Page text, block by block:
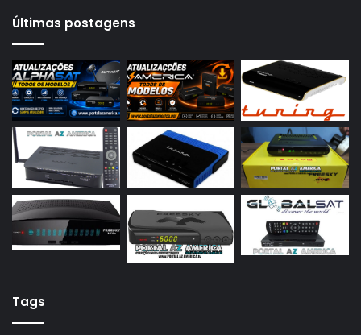
Azamerica S2005
Azamerica S2015
Azamerica S922
Azamerica S922 Mini
Azamerica S928
Azamerica Silver
Azamerica Silver GX PRO
Azamerica Silver IPTV
Últimas postagens
Tags